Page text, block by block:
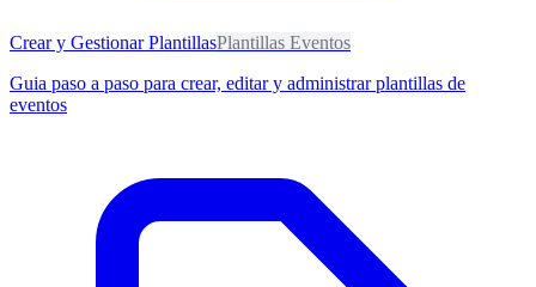
Crear y Gestionar PlantillasPlantillas Eventos
Guia paso a paso para crear, editar y administrar plantillas de
eventos